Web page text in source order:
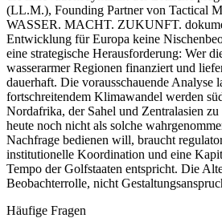
(LL.M.), Founding Partner von Tactical
WASSER. MACHT. ZUKUNFT.
Entwicklung für Europa keine
eine strategische Herausforderung: Wer
wasserarmer Regionen finanziert und
dauerhaft. Die vorausschauende Analyse
fortschreitendem Klimawandel werden
Nordafrika, der Sahel und Zentralasien
heute noch nicht als solche
Nachfrage bedienen will, braucht
institutionelle Koordination und eine
Tempo der Golfstaaten entspricht. Die
Beobachterrolle, nicht
Häufige Fragen